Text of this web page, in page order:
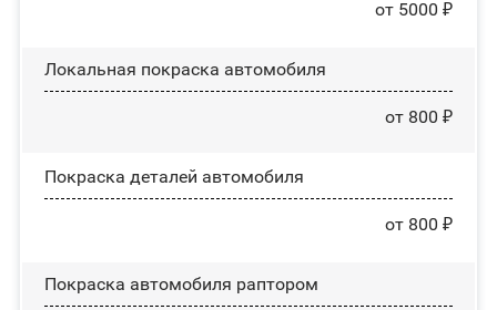
от 5000 ₽
Локальная покраска автомобиля
от 800 ₽
Покраска деталей автомобиля
от 800 ₽
Покраска автомобиля раптором